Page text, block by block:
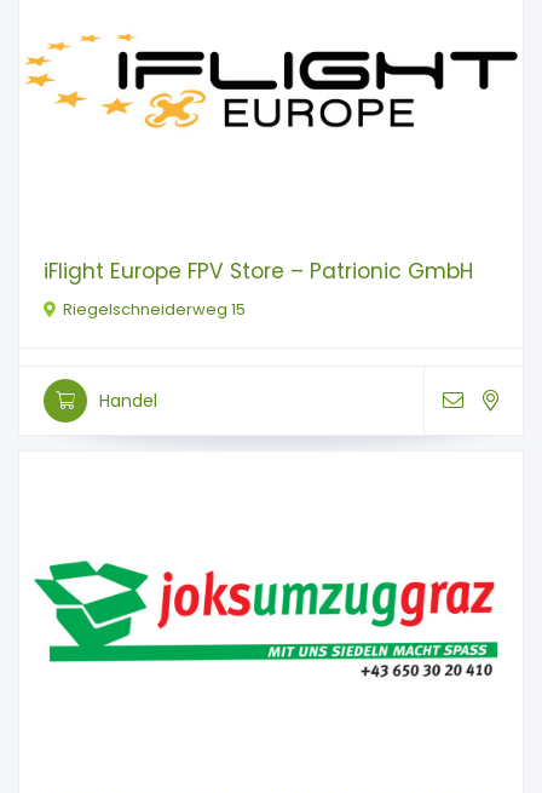
iFlight Europe FPV Store – Patrionic GmbH
Riegelschneiderweg 15
Handel